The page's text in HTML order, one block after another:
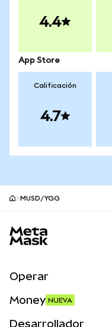
4.4
App Store
Calificación
4.7
MUSD/YGG
Operar
Money NUEVA
Desarrollador